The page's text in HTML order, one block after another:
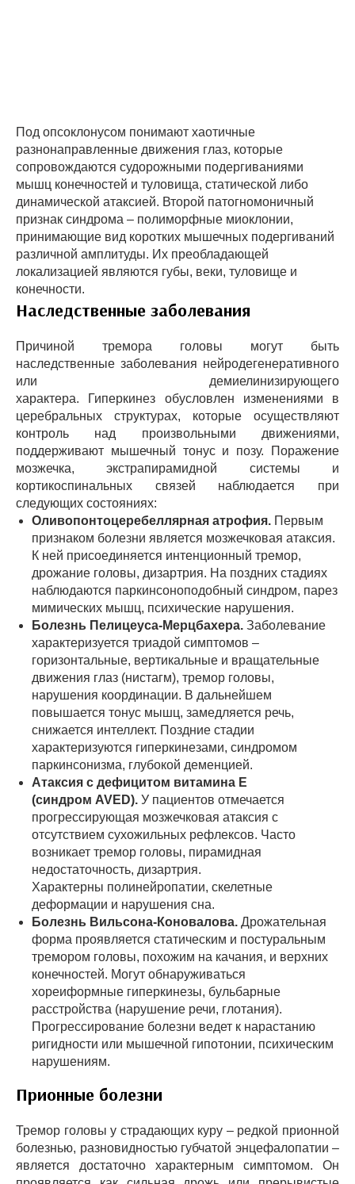
Под опсоклонусом понимают хаотичные
разнонаправленные движения глаз, которые
сопровождаются судорожными подергиваниями
мышц конечностей и туловища, статической либо
динамической атаксией. Второй патогномоничный
признак синдрома – полиморфные миоклонии,
принимающие вид коротких мышечных подергиваний
различной амплитуды. Их преобладающей
локализацией являются губы, веки, туловище и
конечности.
Наследственные заболевания
Причиной тремора головы могут быть
наследственные заболевания нейродегенеративного
или демиелинизирующего
характера. Гиперкинез обусловлен изменениями в
церебральных структурах, которые осуществляют
контроль над произвольными движениями,
поддерживают мышечный тонус и позу. Поражение
мозжечка, экстрапирамидной системы и
кортикоспинальных связей наблюдается при
следующих состояниях:
Оливопонтоцеребеллярная атрофия. Первым
признаком болезни является мозжечковая атаксия.
К ней присоединяется интенционный тремор,
дрожание головы, дизартрия. На поздних стадиях
наблюдаются паркинсоноподобный синдром, парез
мимических мышц, психические нарушения.
Болезнь Пелицеуса-Мерцбахера. Заболевание
характеризуется триадой симптомов –
горизонтальные, вертикальные и вращательные
движения глаз (нистагм), тремор головы,
нарушения координации. В дальнейшем
повышается тонус мышц, замедляется речь,
снижается интеллект. Поздние стадии
характеризуются гиперкинезами, синдромом
паркинсонизма, глубокой деменцией.
Атаксия с дефицитом витамина Е
(синдром AVED). У пациентов отмечается
прогрессирующая мозжечковая атаксия с
отсутствием сухожильных рефлексов. Часто
возникает тремор головы, пирамидная
недостаточность, дизартрия.
Характерны полинейропатии, скелетные
деформации и нарушения сна.
Болезнь Вильсона-Коновалова. Дрожательная
форма проявляется статическим и постуральным
тремором головы, похожим на качания, и верхних
конечностей. Могут обнаруживаться
хореиформные гиперкинезы, бульбарные
расстройства (нарушение речи, глотания).
Прогрессирование болезни ведет к нарастанию
ригидности или мышечной гипотонии, психическим
нарушениям.
Прионные болезни
Тремор головы у страдающих куру – редкой прионной
болезнью, разновидностью губчатой энцефалопатии –
является достаточно характерным симптомом. Он